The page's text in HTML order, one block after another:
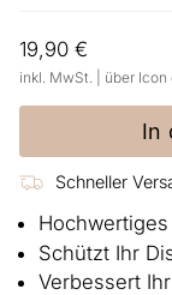
19,90 €
inkl. MwSt. | über
In
Schneller
Schützt Ihr
Verbessert